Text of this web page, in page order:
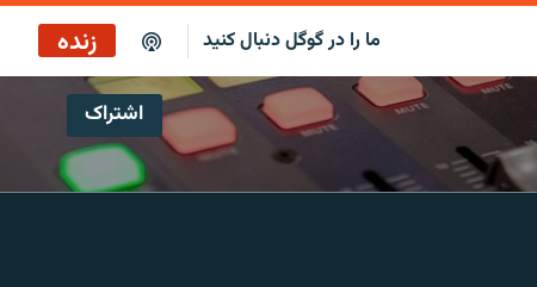
ما را در گوگل دنبال کنید زنده
پخش آنلاین
پخش رادیویی
اشتراک